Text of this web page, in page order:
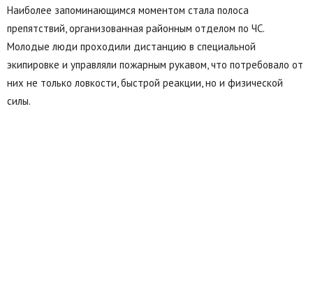
Наиболее запоминающимся моментом стала полоса
препятствий, организованная районным отделом по ЧС.
Молодые люди проходили дистанцию в специальной
экипировке и управляли пожарным рукавом, что потребовало от
них не только ловкости, быстрой реакции, но и физической
силы.